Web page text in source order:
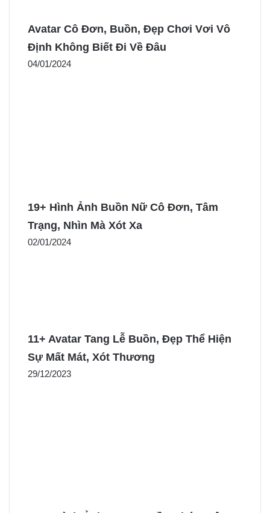
Avatar Cô Đơn, Buồn, Đẹp Chơi Vơi Vô
Định Không Biết Đi Về Đâu
04/01/2024
19+ Hình Ảnh Buồn Nữ Cô Đơn, Tâm
Trạng, Nhìn Mà Xót Xa
02/01/2024
11+ Avatar Tang Lễ Buồn, Đẹp Thể Hiện
Sự Mất Mát, Xót Thương
29/12/2023